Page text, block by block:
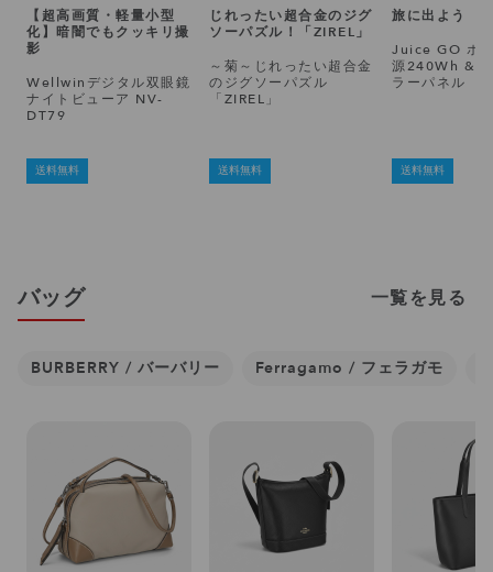
【超高画質・軽量小型
化】暗闇でもクッキリ撮
影
Wellwinデジタル双眼鏡
ナイトビューア NV-
DT79
送料無料
じれったい超合金のジグ
ソーパズル！「ZIREL」
～菊～じれったい超合金
のジグソーパズル
「ZIREL」
送料無料
旅に出よう
Juice GO ポ
源240Wh &
ラーパネル
送料無料
バッグ 一覧を見る
BURBERRY / バーバリー Ferragamo / フェラガモ